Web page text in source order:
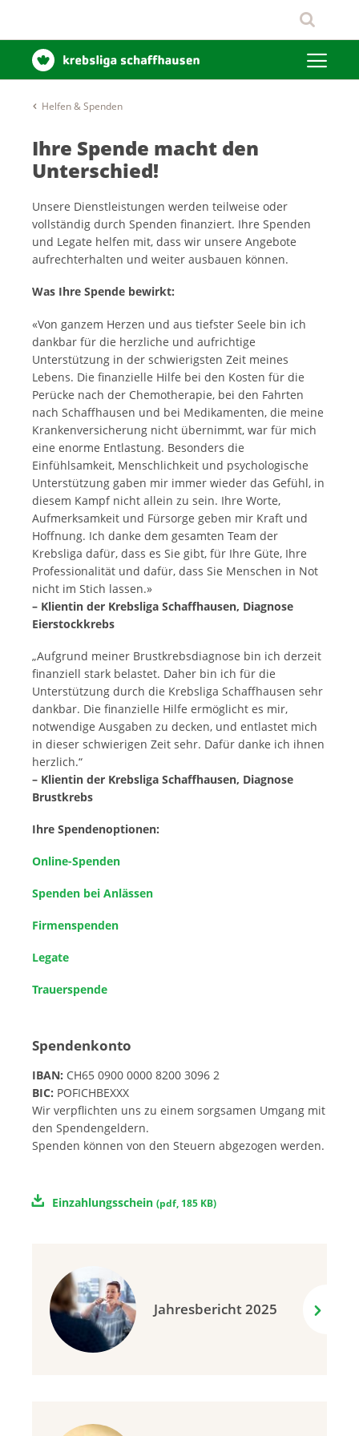
Helfen & Spenden
Ihre Spende macht den
Unterschied!
Unsere Dienstleistungen werden teilweise oder
vollständig durch Spenden finanziert. Ihre Spenden
und Legate helfen mit, dass wir unsere Angebote
aufrechterhalten und weiter ausbauen können.
Was Ihre Spende bewirkt:
«Von ganzem Herzen und aus tiefster Seele bin ich
dankbar für die herzliche und aufrichtige
Unterstützung in der schwierigsten Zeit meines
Lebens. Die finanzielle Hilfe bei den Kosten für die
Perücke nach der Chemotherapie, bei den Fahrten
nach Schaffhausen und bei Medikamenten, die meine
Krankenversicherung nicht übernimmt, war für mich
eine enorme Entlastung. Besonders die
Einfühlsamkeit, Menschlichkeit und psychologische
Unterstützung gaben mir immer wieder das Gefühl, in
diesem Kampf nicht allein zu sein. Ihre Worte,
Aufmerksamkeit und Fürsorge geben mir Kraft und
Hoffnung. Ich danke dem gesamten Team der
Krebsliga dafür, dass es Sie gibt, für Ihre Güte, Ihre
Professionalität und dafür, dass Sie Menschen in Not
nicht im Stich lassen.»
– Klientin der Krebsliga Schaffhausen, Diagnose
Eierstockkrebs
„Aufgrund meiner Brustkrebsdiagnose bin ich derzeit
finanziell stark belastet. Daher bin ich für die
Unterstützung durch die Krebsliga Schaffhausen sehr
dankbar. Die finanzielle Hilfe ermöglicht es mir,
notwendige Ausgaben zu decken, und entlastet mich
in dieser schwierigen Zeit sehr. Dafür danke ich ihnen
herzlich.“
– Klientin der Krebsliga Schaffhausen, Diagnose
Brustkrebs
Ihre Spendenoptionen:
Online-Spenden
Spenden bei Anlässen
Firmenspenden
Legate
Trauerspende
Spendenkonto
IBAN: CH65 0900 0000 8200 3096 2
BIC: POFICHBEXXX
Wir verpflichten uns zu einem sorgsamen Umgang mit
den Spendengeldern.
Spenden können von den Steuern abgezogen werden.
Einzahlungsschein (pdf, 185 KB)
Jahresbericht 2025